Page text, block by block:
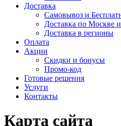
Доставка
Самовывоз и
Доставка по Москве
Доставка в регионы
Оплата
Акции
Скидки и бонусы
Промо-код
Готовые решения
Услуги
Контакты
Карта сайта